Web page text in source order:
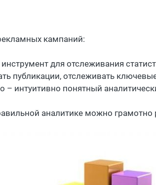
кампаний:
для отслеживания
публикации, отслеживать
– интуитивно понятный
аналитике можно